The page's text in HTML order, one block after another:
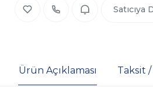
Satıcıya
Ürün Açıklaması Taksit